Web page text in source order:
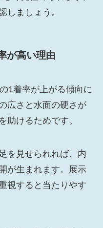
しましょう。
が高い理由
1着率が上がる傾向に
広さと水面の硬さが
助けるためです。
を見せられれば、内
が生まれます。展示
視すると当たりやす